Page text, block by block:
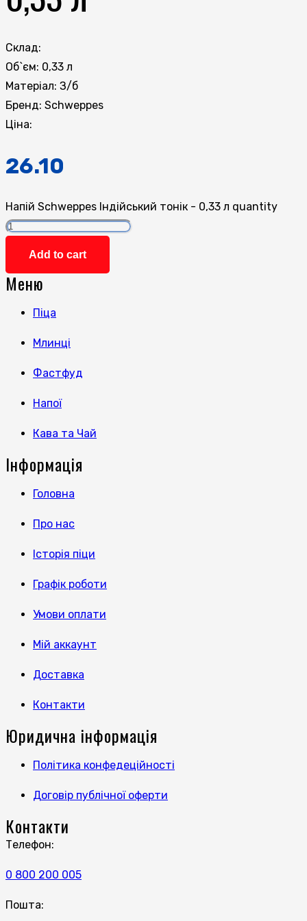
Склад:
Об`єм: 0,33 л
Матеріал: З/б
Бренд: Schweppes
Ціна:
26.10
Напій Schweppes Індійський тонік - 0,33 л quantity
Add to cart
Меню
Піца
Млинці
Фастфуд
Напої
Кава та Чай
Інформація
Головна
Про нас
Історія піци
Графік роботи
Умови оплати
Мій аккаунт
Доставка
Контакти
Юридична інформація
Політика конфедеційності
Договір публічної оферти
Контакти
Телефон:
0 800 200 005
Пошта: